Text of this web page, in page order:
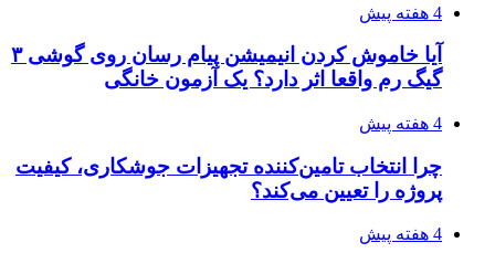
4 هفته پیش
آیا خاموش کردن انیمیشن پیام رسان روی گوشی ۳
گیگ رم واقعا اثر دارد؟ یک آزمون خانگی
4 هفته پیش
چرا انتخاب تامین‌کننده تجهیزات جوشکاری، کیفیت
پروژه را تعیین می‌کند؟
4 هفته پیش